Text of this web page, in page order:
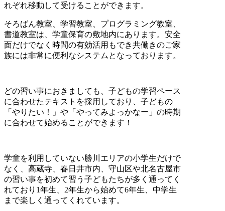
れぞれ移動して受けることができます。
そろばん教室、学習教室、プログラミング教室、
書道教室は、学童保育の敷地内にあります。安全
面だけでなく時間の有効活用もでき共働きのご家
族には非常に便利なシステムとなっております。
どの習い事におきましても、子どもの学習ペース
に合わせたテキストを採用しており、子どもの
「やりたい！」や「やってみよっかなー」の時期
に合わせて始めることができます！
学童を利用していない勝川エリアの小学生だけで
なく、高蔵寺、春日井市内、守山区や北名古屋市
の習い事を初めて習う子どもたちが多く通ってく
れており1年生、2年生から始めて6年生、中学生
まで楽しく通ってくれています。